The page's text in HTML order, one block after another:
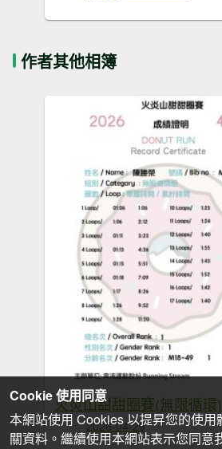
作者其他相簿
2026-04-29
Cookie 使用同意
本網站使用 Cookies 以提昇您的使用
關資料。繼續使用本網站表示您同意